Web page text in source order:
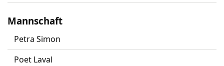
Mannschaft
Petra Simon
Poet Laval